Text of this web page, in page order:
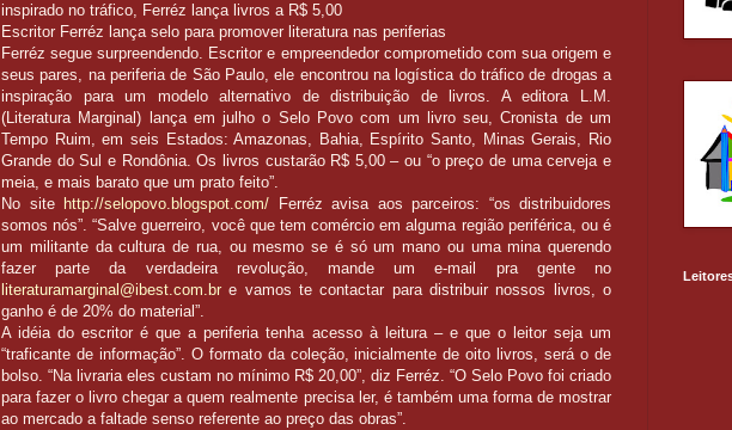
inspirado no tráfico, Ferréz lança livros a R$ 5,00
Escritor Ferréz lança selo para promover literatura nas periferias
Ferréz segue surpreendendo. Escritor e empreendedor comprometido com sua origem e
seus pares, na periferia de São Paulo, ele encontrou na logística do tráfico de drogas a
inspiração para um modelo alternativo de distribuição de livros. A editora L.M.
(Literatura Marginal) lança em julho o Selo Povo com um livro seu, Cronista de um
Tempo Ruim, em seis Estados: Amazonas, Bahia, Espírito Santo, Minas Gerais, Rio
Grande do Sul e Rondônia. Os livros custarão R$ 5,00 – ou “o preço de uma cerveja e
meia, e mais barato que um prato feito”.
No site http://selopovo.blogspot.com/ Ferréz avisa aos parceiros: “os distribuidores
somos nós”. “Salve guerreiro, você que tem comércio em alguma região periférica, ou é
um militante da cultura de rua, ou mesmo se é só um mano ou uma mina querendo
fazer parte da verdadeira revolução, mande um e-mail pra gente no
literaturamarginal@ibest.com.br e vamos te contactar para distribuir nossos livros, o
ganho é de 20% do material”.
A idéia do escritor é que a periferia tenha acesso à leitura – e que o leitor seja um
“traficante de informação”. O formato da coleção, inicialmente de oito livros, será o de
bolso. “Na livraria eles custam no mínimo R$ 20,00”, diz Ferréz. “O Selo Povo foi criado
para fazer o livro chegar a quem realmente precisa ler, é também uma forma de mostrar
ao mercado a faltade senso referente ao preço das obras”.